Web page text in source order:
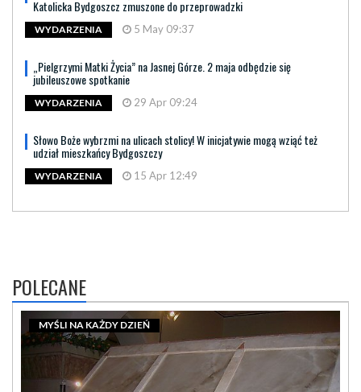
Katolicka Bydgoszcz zmuszone do przeprowadzki
WYDARZENIA 5 May 09:37
„Pielgrzymi Matki Życia” na Jasnej Górze. 2 maja odbędzie się
jubileuszowe spotkanie
WYDARZENIA 29 Apr 09:24
Słowo Boże wybrzmi na ulicach stolicy! W inicjatywie mogą wziąć też
udział mieszkańcy Bydgoszczy
WYDARZENIA 15 Apr 12:49
POLECANE
MYŚLI NA KAŻDY DZIEŃ